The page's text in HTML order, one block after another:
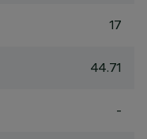
17
44.71
-